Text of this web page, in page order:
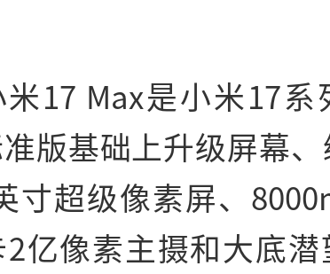
17 Max是小米17系
版基础上升级屏幕
寸超级像素屏、
亿像素主摄和大底